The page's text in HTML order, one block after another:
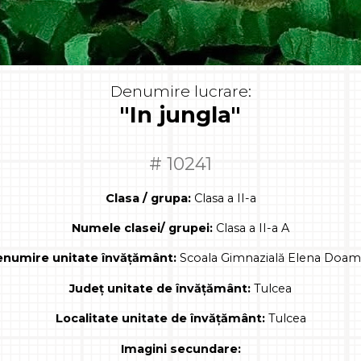
Denumire lucrare:
"In jungla"
# 10241
Clasa / grupa:Clasa a II-a
Numele clasei/ grupei: Clasa a II-a A
unitate învățământ: Scoala Gimnazială Elena
Județ unitate de învățământ: Tulcea
Localitate unitate de învățământ:Tulcea
Imagini secundare: